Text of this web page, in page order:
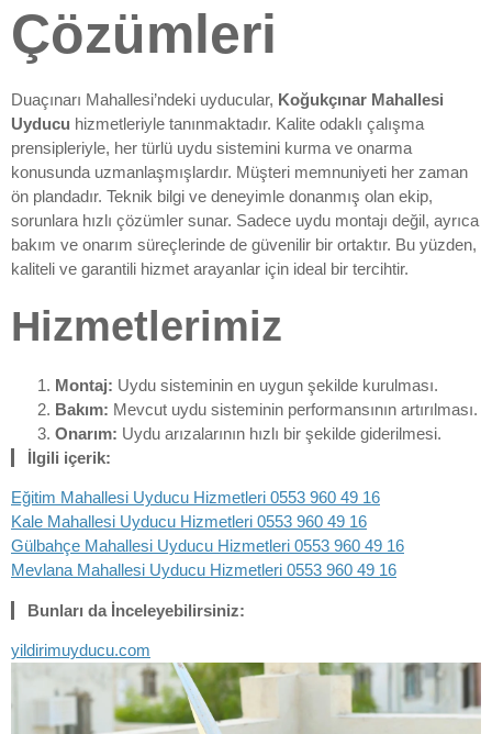
Çözümleri
Duaçınarı Mahallesi’ndeki uyducular, Koğukçınar Mahallesi
Uyducu hizmetleriyle tanınmaktadır. Kalite odaklı çalışma
prensipleriyle, her türlü uydu sistemini kurma ve onarma
konusunda uzmanlaşmışlardır. Müşteri memnuniyeti her zaman
ön plandadır. Teknik bilgi ve deneyimle donanmış olan ekip,
sorunlara hızlı çözümler sunar. Sadece uydu montajı değil, ayrıca
bakım ve onarım süreçlerinde de güvenilir bir ortaktır. Bu yüzden,
kaliteli ve garantili hizmet arayanlar için ideal bir tercihtir.
Hizmetlerimiz
Montaj: Uydu sisteminin en uygun şekilde kurulması.
Bakım: Mevcut uydu sisteminin performansının artırılması.
Onarım: Uydu arızalarının hızlı bir şekilde giderilmesi.
İlgili içerik:
Eğitim Mahallesi Uyducu Hizmetleri 0553 960 49 16
Kale Mahallesi Uyducu Hizmetleri 0553 960 49 16
Gülbahçe Mahallesi Uyducu Hizmetleri 0553 960 49 16
Mevlana Mahallesi Uyducu Hizmetleri 0553 960 49 16
Bunları da İnceleyebilirsiniz:
yildirimuyducu.com